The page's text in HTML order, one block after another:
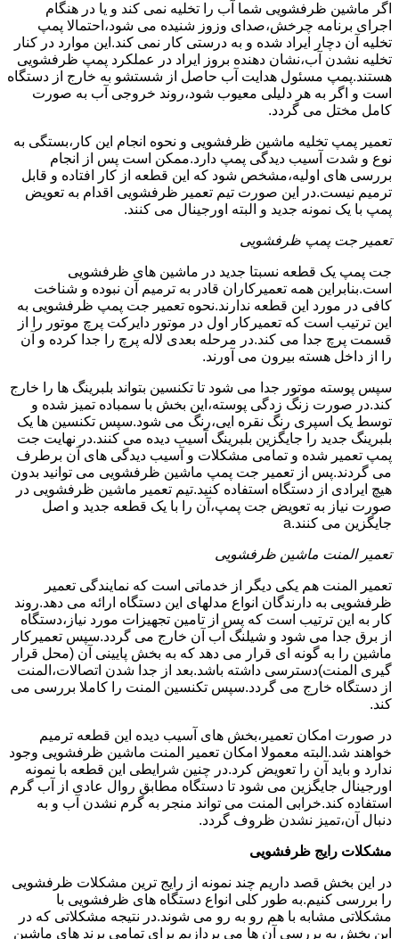
اگر ماشین ظرفشویی شما آب را تخلیه نمی کند و یا در هنگام
اجرای برنامه چرخش،صدای وزوز شنیده می شود،احتمالا پمپ
تخلیه آن دچار ایراد شده و به درستی کار نمی کند.این موارد در کنار
تخلیه نشدن آب،نشان دهنده بروز ایراد در عملکرد پمپ ظرفشویی
هستند.پمپ مسئول هدایت آب حاصل از شستشو به خارج از دستگاه
است و اگر به هر دلیلی معیوب شود،روند خروجی آب به صورت
کامل مختل می گردد.
تعمیر پمپ تخلیه ماشین ظرفشویی و نحوه انجام این کار،بستگی به
نوع و شدت آسیب دیدگی پمپ دارد.ممکن است پس از انجام
بررسی های اولیه،مشخص شود که این قطعه از کار افتاده و قابل
ترمیم نیست.در این صورت تیم تعمیر ظرفشویی اقدام به تعویض
پمپ با یک نمونه جدید و البته اورجینال می کنند.
تعمیر جت پمپ ظرفشویی
جت پمپ یک قطعه نسبتا جدید در ماشین های ظرفشویی
است.بنابراین همه تعمیرکاران قادر به ترمیم آن نبوده و شناخت
کافی در مورد این قطعه ندارند.نحوه تعمیر جت پمپ ظرفشویی به
این ترتیب است که تعمیرکار اول در موتور دایرکت پرچ موتور را از
قسمت پرچ جدا می کند.در مرحله بعدی لاله پرچ را جدا کرده و آن
را از داخل هسته بیرون می آورند.
سپس پوسته موتور جدا می شود تا تکنسین بتواند بلبرینگ ها را خارج
کند.در صورت زنگ زدگی پوسته،این بخش با سمباده تمیز شده و
توسط یک اسپری رنگ نقره ایی،رنگ می شود.سپس تکنسین ها یک
بلبرینگ جدید را جایگزین بلبرینگ آسیب دیده می کنند.در نهایت جت
پمپ تعمیر شده و تمامی مشکلات و آسیب دیدگی های آن برطرف
می گردند.پس از تعمیر جت پمپ ماشین ظرفشویی می توانید بدون
هیچ ایرادی از دستگاه استفاده کنید.تیم تعمیر ماشین ظرفشویی در
صورت نیاز به تعویض جت پمپ،آن را با یک قطعه جدید و اصل
جایگزین می کنند.a
تعمیر المنت ماشین ظرفشویی
تعمیر المنت هم یکی دیگر از خدماتی است که نمایندگی تعمیر
ظرفشویی به دارندگان انواع مدلهای این دستگاه ارائه می دهد.روند
کار به این ترتیب است که پس از تامین تجهیزات مورد نیاز،دستگاه
از برق جدا می شود و شیلنگ آب آن خارج می گردد.سپس تعمیرکار
ماشین را به گونه ای قرار می دهد که به بخش پایینی آن (محل قرار
گیری المنت)دسترسی داشته باشد.بعد از جدا شدن اتصالات،المنت
از دستگاه خارج می گردد.سپس تکنسین المنت را کاملا بررسی می
کند.
در صورت امکان تعمیر،بخش های آسیب دیده این قطعه ترمیم
خواهند شد.البته معمولا امکان تعمیر المنت ماشین ظرفشویی وجود
ندارد و باید آن را تعویض کرد.در چنین شرایطی این قطعه با نمونه
اورجینال جایگزین می شود تا دستگاه مطابق روال عادی از آب گرم
استفاده کند.خرابی المنت می تواند منجر به گرم نشدن آب و به
دنبال آن،تمیز نشدن ظروف گردد.
مشکلات رایج ظرفشویی
در این بخش قصد داریم چند نمونه از رایج ترین مشکلات ظرفشویی
را بررسی کنیم.به طور کلی انواع دستگاه های ظرفشویی با
مشکلاتی مشابه با هم رو به رو می شوند.در نتیجه مشکلاتی که در
این بخش به بررسی آن ها می پردازیم برای تمامی برند های ماشین